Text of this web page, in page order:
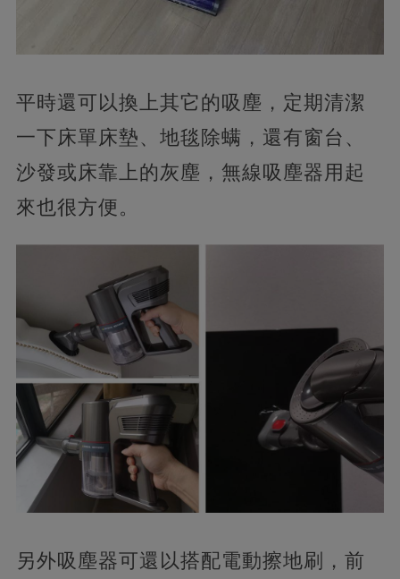
平時還可以換上其它的吸塵，定期清潔
一下床單床墊、地毯除螨，還有窗台、
沙發或床靠上的灰塵，無線吸塵器用起
來也很方便。
另外吸塵器可還以搭配電動擦地刷，前